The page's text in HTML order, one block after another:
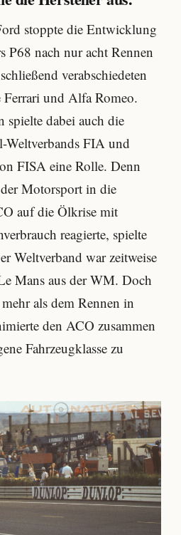
stoppte die Entwicklung
P68 nach nur acht Rennen
verabschiedeten
und Alfa Romeo.
spielte dabei auch die
FIA und
FISA eine Rolle. Denn
Motorsport in die
auf die Ölkrise mit
reagierte, spielte
Weltverband war zeitweise
Mans aus der WM. Doch
als dem Rennen in
den ACO zusammen
Fahrzeugklasse zu